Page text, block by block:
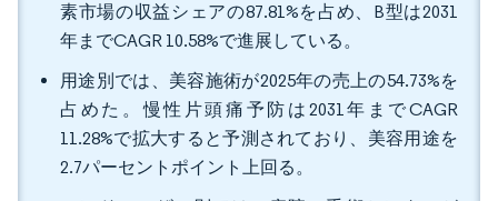
素市場の収益シェアの87.81%を占め、B型は2031
年までCAGR 10.58%で進展している。
用途別では、美容施術が2025年の売上の54.73%を
占めた。慢性片頭痛予防は2031年までCAGR
11.28%で拡大すると予測されており、美容用途を
2.7パーセントポイント上回る。